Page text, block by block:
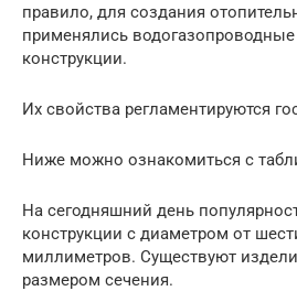
правило, для создания
применялись
конструкции.
Их свойства регламентируются
Ниже можно ознакомиться с
На сегодняшний день
конструкции с диаметром от
миллиметров. Существуют
размером сечения.